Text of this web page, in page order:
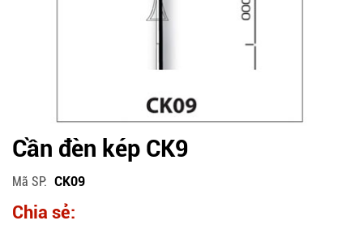
Cần đèn kép CK9
Mã SP CK09
Chia sẻ: